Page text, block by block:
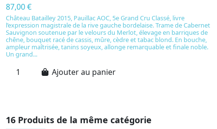
87,00 €
Château Batailley 2015, Pauillac AOC, 5e Grand Cru Classé, livre
l’expression magistrale de la rive gauche bordelaise. Trame de Cabernet
Sauvignon soutenue par le velours du Merlot, élevage en barriques de
chêne, bouquet racé de cassis, mûre, cèdre et tabac blond. En bouche,
ampleur maîtrisée, tanins soyeux, allonge remarquable et finale noble.
Un grand...
Ajouter au panier
16 Produits de la même catégorie